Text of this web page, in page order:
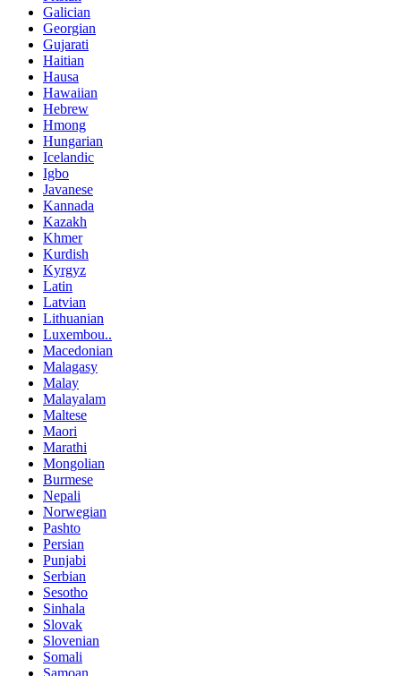
Galician
Georgian
Gujarati
Haitian
Hausa
Hawaiian
Hebrew
Hmong
Hungarian
Icelandic
Igbo
Javanese
Kannada
Kazakh
Khmer
Kurdish
Kyrgyz
Latin
Latvian
Lithuanian
Luxembou..
Macedonian
Malagasy
Malay
Malayalam
Maltese
Maori
Marathi
Mongolian
Burmese
Nepali
Norwegian
Pashto
Persian
Punjabi
Serbian
Sesotho
Sinhala
Slovak
Slovenian
Somali
Samoan